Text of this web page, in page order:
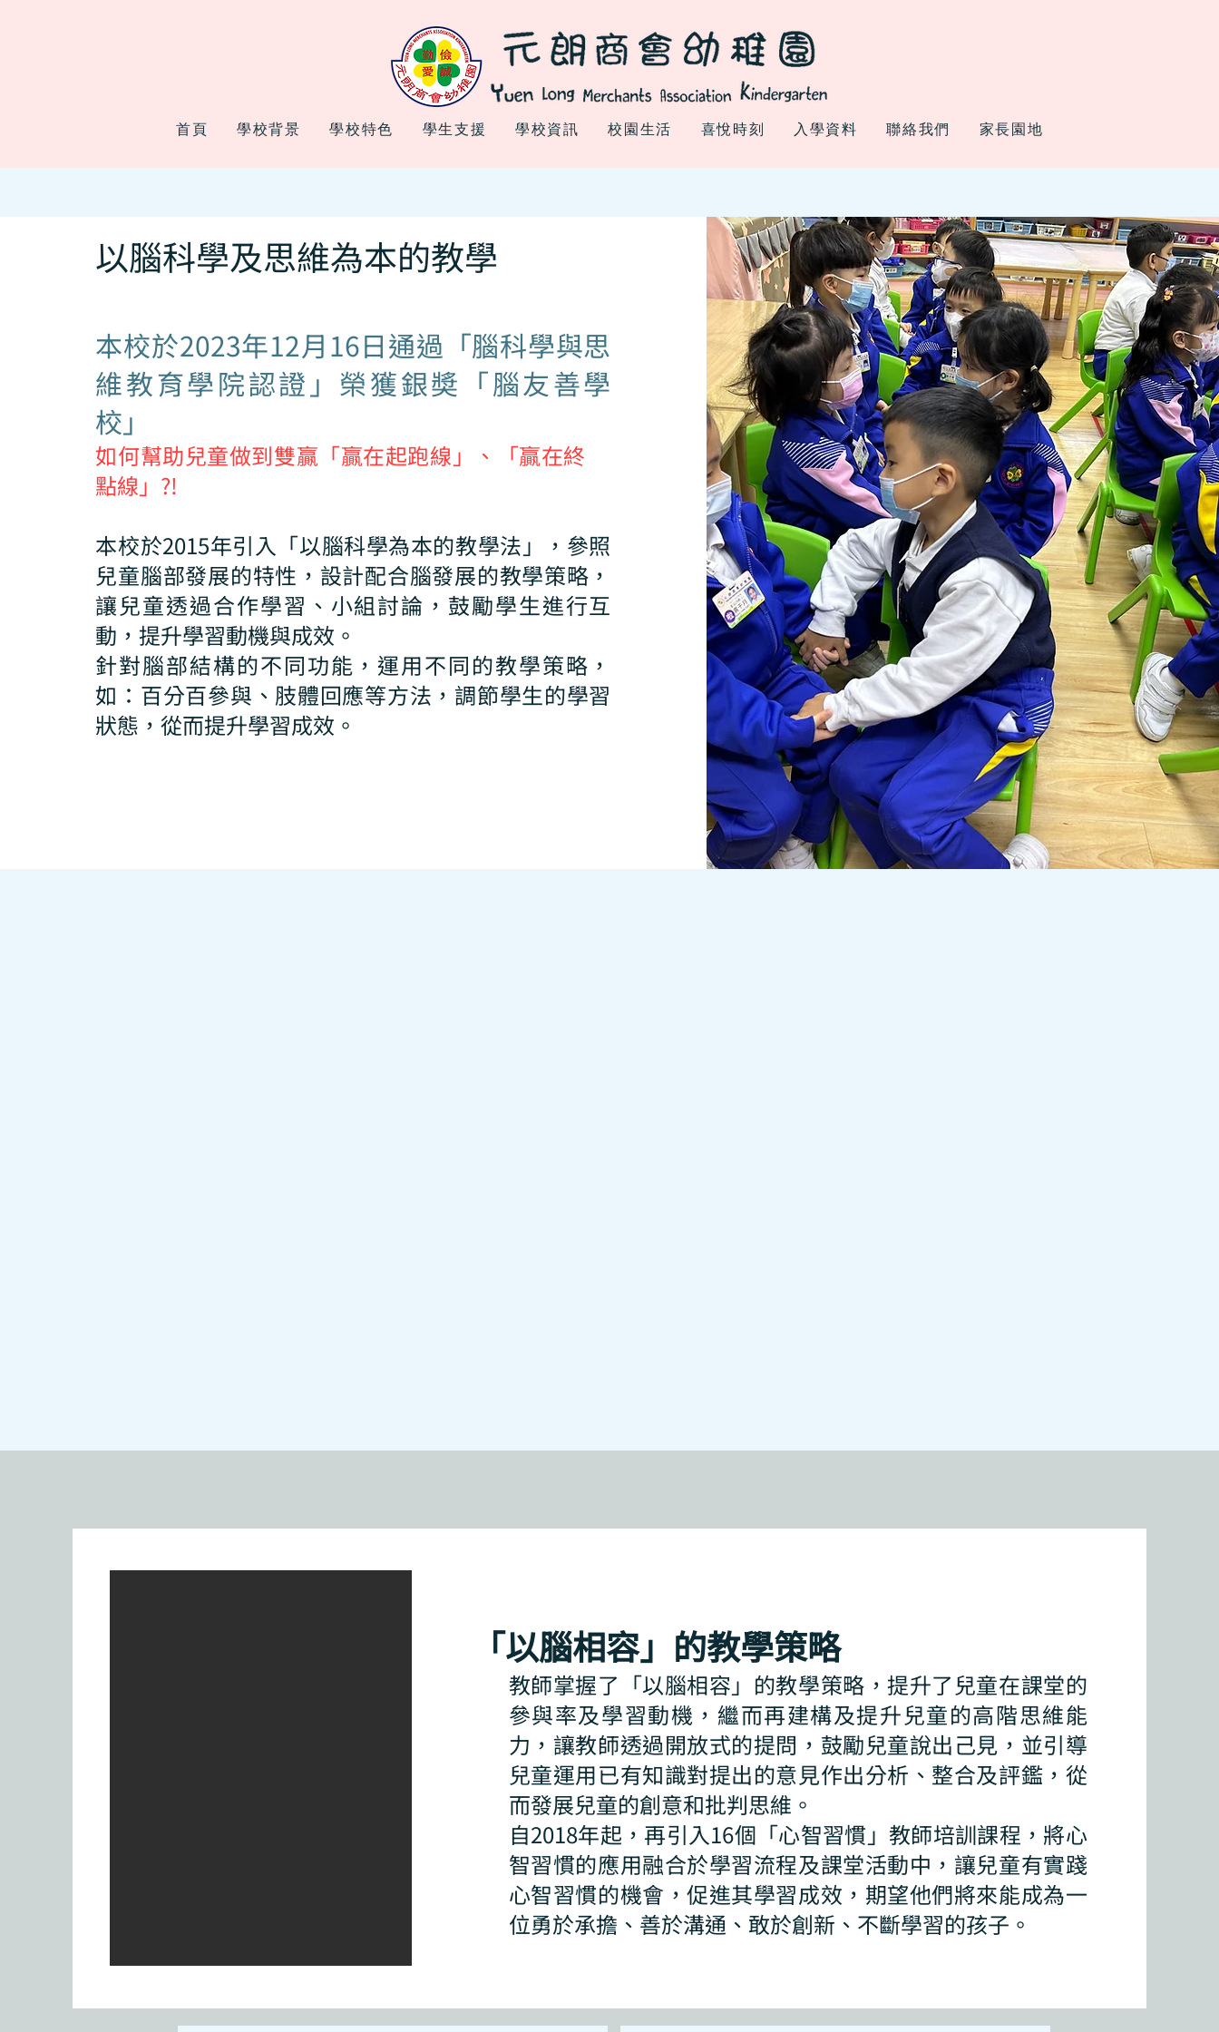
首頁 學校背景 學校特色 學生支援 學校資訊 校園生活 喜悅時刻 入學資料 聯絡我們 家長園地
以腦科學及思維為本的教學
本校於2023年12月16日通過「腦科學與思
維教育學院認證」榮獲銀奬「腦友善學
校」
如何幫助兒童做到雙贏「贏在起跑線」、「贏在終
點線」?!
本校於2015年引入「以腦科學為本的教學法」，參照
兒童腦部發展的特性，設計配合腦發展的教學策略，
讓兒童透過合作學習、小組討論，鼓勵學生進行互
動，提升學習動機與成效。
針對腦部結構的不同功能，運用不同的教學策略，
如：百分百參與、肢體回應等方法，調節學生的學習
狀態，從而提升學習成效。
「以腦相容」的教學策略
教師掌握了「以腦相容」的教學策略，提升了兒童在課堂的
參與率及學習動機，繼而再建構及提升兒童的高階思維能
力，讓教師透過開放式的提問，鼓勵兒童說出己見，並引導
兒童運用已有知識對提出的意見作出分析、整合及評鑑，從
而發展兒童的創意和批判思維。
自2018年起，再引入16個「心智習慣」教師培訓課程，將心
智習慣的應用融合於學習流程及課堂活動中，讓兒童有實踐
心智習慣的機會，促進其學習成效，期望他們將來能成為一
位勇於承擔、善於溝通、敢於創新、不斷學習的孩子。